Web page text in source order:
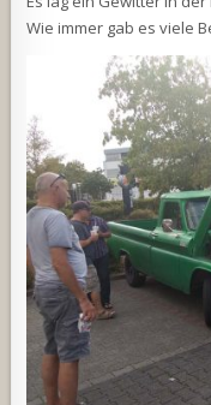
Wie immer gab es viele